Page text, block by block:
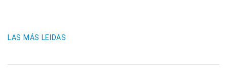
LAS MÁS LEIDAS